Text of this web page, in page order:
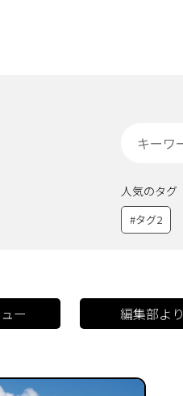
人気のタグ
#タグ2
ー 編集部より